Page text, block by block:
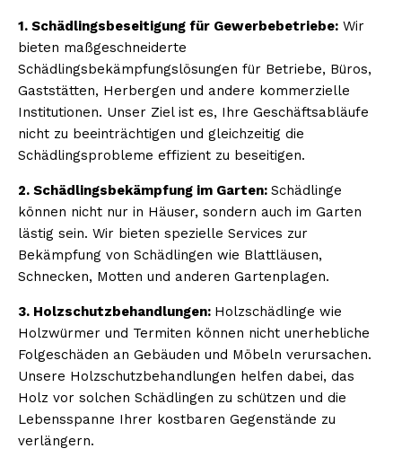
1. Schädlingsbeseitigung für Gewerbebetriebe: Wir
bieten maßgeschneiderte
Schädlingsbekämpfungslösungen für Betriebe, Büros,
Gaststätten, Herbergen und andere kommerzielle
Institutionen. Unser Ziel ist es, Ihre Geschäftsabläufe
nicht zu beeinträchtigen und gleichzeitig die
Schädlingsprobleme effizient zu beseitigen.
2. Schädlingsbekämpfung im Garten: Schädlinge
können nicht nur in Häuser, sondern auch im Garten
lästig sein. Wir bieten spezielle Services zur
Bekämpfung von Schädlingen wie Blattläusen,
Schnecken, Motten und anderen Gartenplagen.
3. Holzschutzbehandlungen: Holzschädlinge wie
Holzwürmer und Termiten können nicht unerhebliche
Folgeschäden an Gebäuden und Möbeln verursachen.
Unsere Holzschutzbehandlungen helfen dabei, das
Holz vor solchen Schädlingen zu schützen und die
Lebensspanne Ihrer kostbaren Gegenstände zu
verlängern.